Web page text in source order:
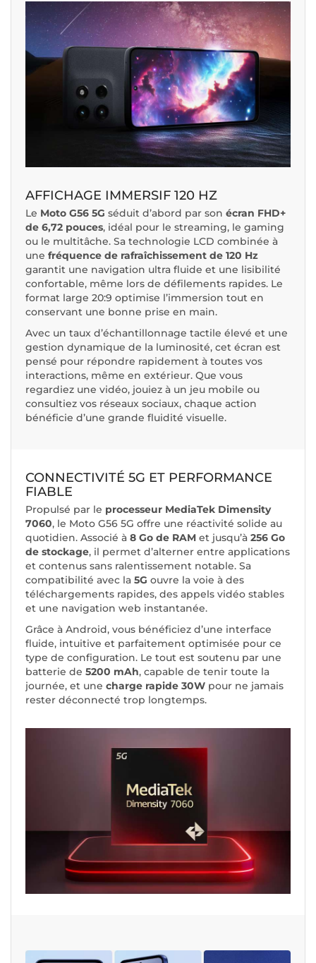
AFFICHAGE IMMERSIF 120 HZ
Le Moto G56 5G séduit d’abord par son écran FHD+
de 6,72 pouces, idéal pour le streaming, le gaming
ou le multitâche. Sa technologie LCD combinée à
une fréquence de rafraîchissement de 120 Hz
garantit une navigation ultra fluide et une lisibilité
confortable, même lors de défilements rapides. Le
format large 20:9 optimise l’immersion tout en
conservant une bonne prise en main.
Avec un taux d’échantillonnage tactile élevé et une
gestion dynamique de la luminosité, cet écran est
pensé pour répondre rapidement à toutes vos
interactions, même en extérieur. Que vous
regardiez une vidéo, jouiez à un jeu mobile ou
consultiez vos réseaux sociaux, chaque action
bénéficie d’une grande fluidité visuelle.
CONNECTIVITÉ 5G ET PERFORMANCE
FIABLE
Propulsé par le processeur MediaTek Dimensity
7060, le Moto G56 5G offre une réactivité solide au
quotidien. Associé à 8 Go de RAM et jusqu’à 256 Go
de stockage, il permet d’alterner entre applications
et contenus sans ralentissement notable. Sa
compatibilité avec la 5G ouvre la voie à des
téléchargements rapides, des appels vidéo stables
et une navigation web instantanée.
Grâce à Android, vous bénéficiez d’une interface
fluide, intuitive et parfaitement optimisée pour ce
type de configuration. Le tout est soutenu par une
batterie de 5200 mAh, capable de tenir toute la
journée, et une charge rapide 30W pour ne jamais
rester déconnecté trop longtemps.